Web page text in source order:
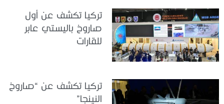
تركيا تكشف عن أول
صاروخ باليستي عابر
للقارات
تركيا تكشف عن “صاروخ
النينجا”